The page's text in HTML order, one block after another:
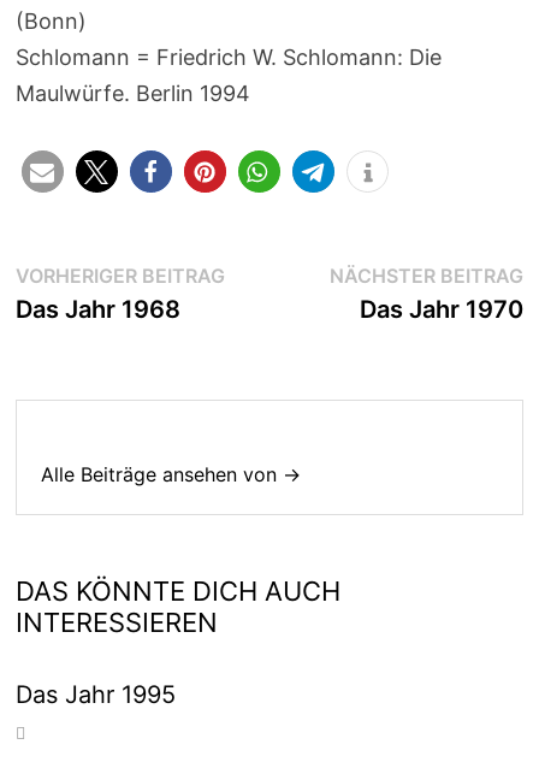
(Bonn)
Schlomann = Friedrich W. Schlomann: Die
Maulwürfe. Berlin 1994
Beitragsnavigation
VORHERIGER BEITRAGVorheriger
Das Jahr 1968
NÄCHSTER BEITRAG
Das Jahr 1970
Alle Beiträge ansehen von →
DAS KÖNNTE DICH AUCH
INTERESSIEREN
Das Jahr 1995